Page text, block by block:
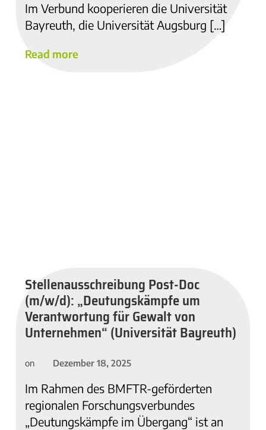
Im Verbund kooperieren die Universität
Bayreuth, die Universität Augsburg […]
Read more
Stellenausschreibung Post-Doc
(m/w/d): „Deutungskämpfe um
Verantwortung für Gewalt von
Unternehmen“ (Universität Bayreuth)
on Dezember 18, 2025
Im Rahmen des BMFTR-geförderten
regionalen Forschungsverbundes
„Deutungskämpfe im Übergang“ ist an